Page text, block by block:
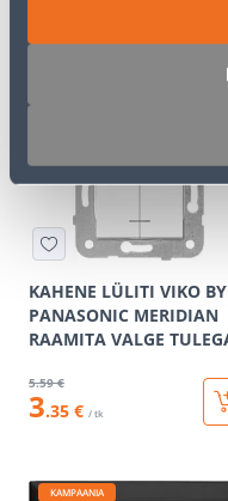
9
KAHENE LÜLITI VIKO BY
PANASONIC MERIDIAN
RAAMITA VALGE
5.59 €
3.35 € / tk
KAMPAANIA